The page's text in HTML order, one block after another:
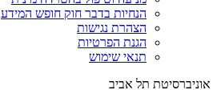
הנחיות בדבר חוק חופש המידע
הצהרת נגישות
הגנת הפרטיות
תנאי שימוש
אוניברסיטת תל אביב